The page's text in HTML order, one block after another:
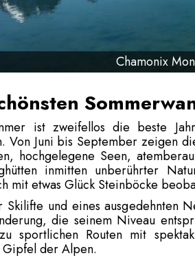
Chamonix
ist zweifellos die beste
Von Juni bis September zeigen
hochgelegene Seen,
inmitten unberührter
mit etwas Glück Steinböcke
Skilifte und eines ausgedehnten
die seinem Niveau
sportlichen Routen mit
Gipfel der Alpen.